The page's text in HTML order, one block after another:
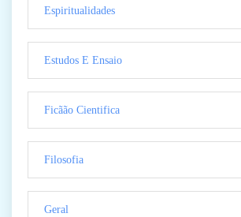
Espiritualidades
Estudos E Ensaio
Ficãão Cientifica
Filosofia
Geral